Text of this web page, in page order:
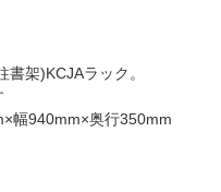
架)KCJAラック。
幅940mm×奥行350mm